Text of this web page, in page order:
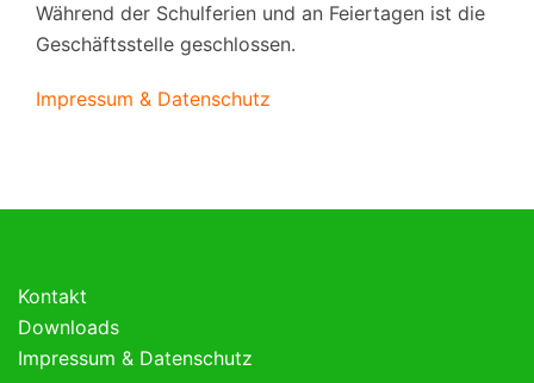
Während der Schulferien und an Feiertagen ist die
Geschäftsstelle geschlossen.
Impressum & Datenschutz
Kontakt
Downloads
Impressum & Datenschutz